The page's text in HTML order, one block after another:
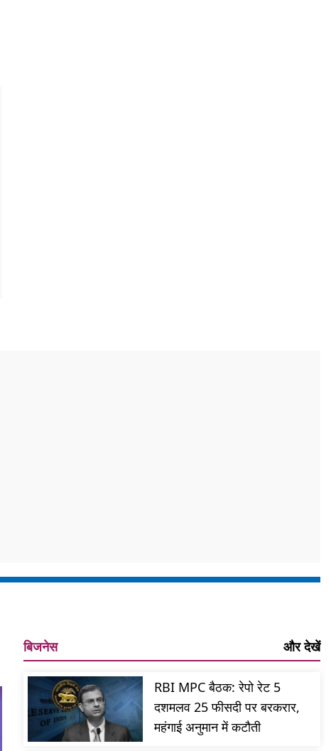
बिजनेस और देखें
RBI MPC बैठक: रेपो रेट 5
दशमलव 25 फीसदी पर बरकरार,
महंगाई अनुमान में कटौती